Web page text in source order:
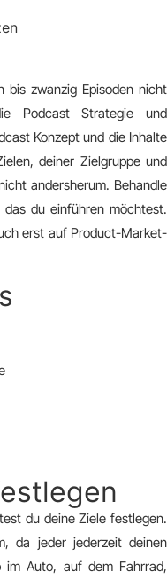
bis zwanzig Episoden nicht
Podcast Strategie und
Konzept und die Inhalte
deiner Zielgruppe und
andersherum. Behandle
du einführen möchtest.
erst auf Product-Market-
du deine Ziele festlegen.
da jeder jederzeit deinen
im Auto, auf dem Fahrrad,